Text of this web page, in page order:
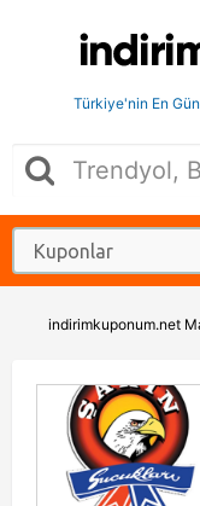
Türkiye'nin En
indirimkuponum.net